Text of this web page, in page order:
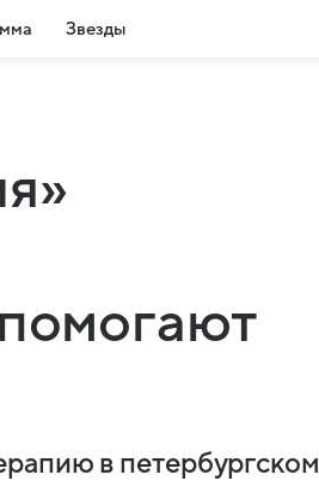
Звезды
в петербургском